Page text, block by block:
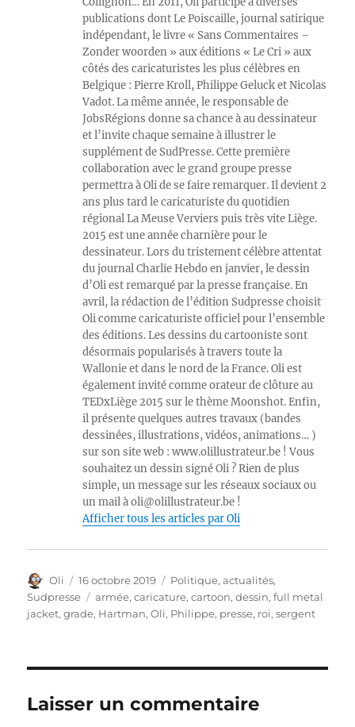
publications dont Le Poiscaille, journal satirique
indépendant, le livre « Sans Commentaires –
Zonder woorden » aux éditions « Le Cri » aux
côtés des caricaturistes les plus célèbres en
Belgique : Pierre Kroll, Philippe Geluck et Nicolas
Vadot. La même année, le responsable de
JobsRégions donne sa chance à au dessinateur
et l’invite chaque semaine à illustrer le
supplément de SudPresse. Cette première
collaboration avec le grand groupe presse
permettra à Oli de se faire remarquer. Il devient 2
ans plus tard le caricaturiste du quotidien
régional La Meuse Verviers puis très vite Liège.
2015 est une année charnière pour le
dessinateur. Lors du tristement célèbre attentat
du journal Charlie Hebdo en janvier, le dessin
d’Oli est remarqué par la presse française. En
avril, la rédaction de l’édition Sudpresse choisit
Oli comme caricaturiste officiel pour l’ensemble
des éditions. Les dessins du cartooniste sont
désormais popularisés à travers toute la
Wallonie et dans le nord de la France. Oli est
également invité comme orateur de clôture au
TEDxLiège 2015 sur le thème Moonshot. Enfin,
il présente quelques autres travaux (bandes
dessinées, illustrations, vidéos, animations… )
sur son site web : www.olillustrateur.be ! Vous
souhaitez un dessin signé Oli ? Rien de plus
simple, un message sur les réseaux sociaux ou
un mail à oli@olillustrateur.be !
Afficher tous les articles par Oli
Auteur
Oli
Publié
le
16 octobre 2019 Catégories
Politique, actualités,
Sudpresse
Étiquettes
armée,caricature,cartoon,dessin,full metal
jacket,grade, Hartman,Oli, Philippe, presse, roi,sergent
Laisser un commentaire